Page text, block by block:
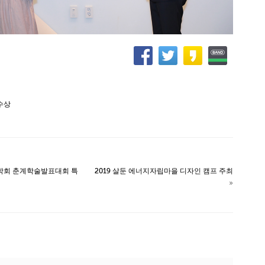
상
회 춘계학술발표대회 특
2019 살둔 에너지자립마을 디자인 캠프 주최
»